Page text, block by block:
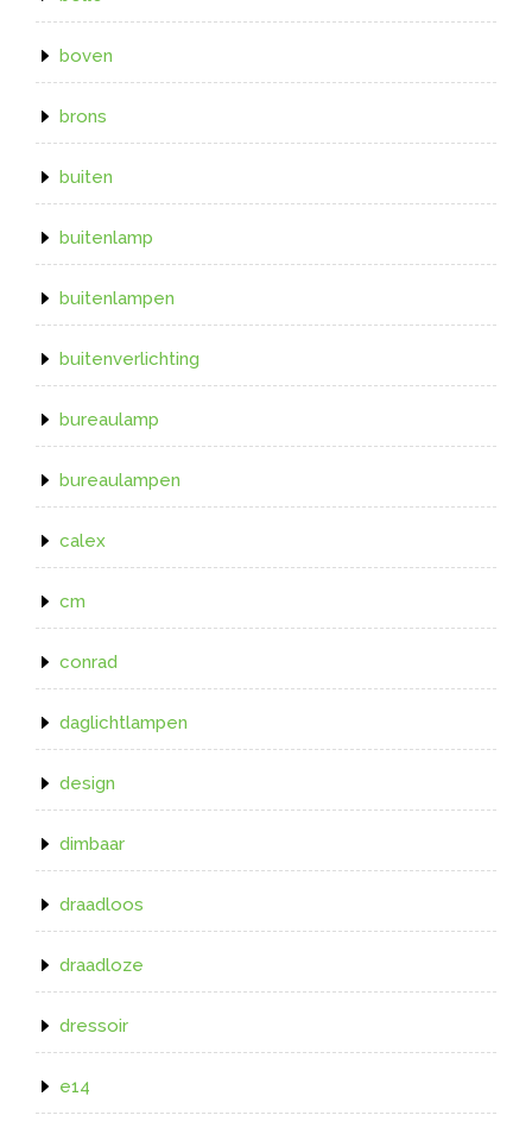
boven
brons
buiten
buitenlamp
buitenlampen
buitenverlichting
bureaulamp
bureaulampen
calex
cm
conrad
daglichtlampen
design
dimbaar
draadloos
draadloze
dressoir
e14